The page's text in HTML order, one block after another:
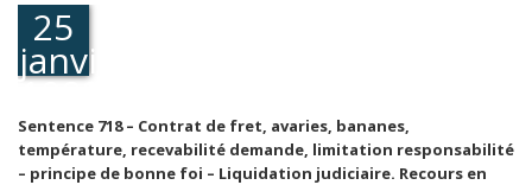
25
janvier
1989
Sentence 718 – Contrat de fret, avaries, bananes,
température, recevabilité demande, limitation responsabilité
– principe de bonne foi – Liquidation judiciaire. Recours en